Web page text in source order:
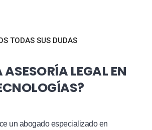
TODAS SUS DUDAS
LEGAL EN
un abogado especializado en